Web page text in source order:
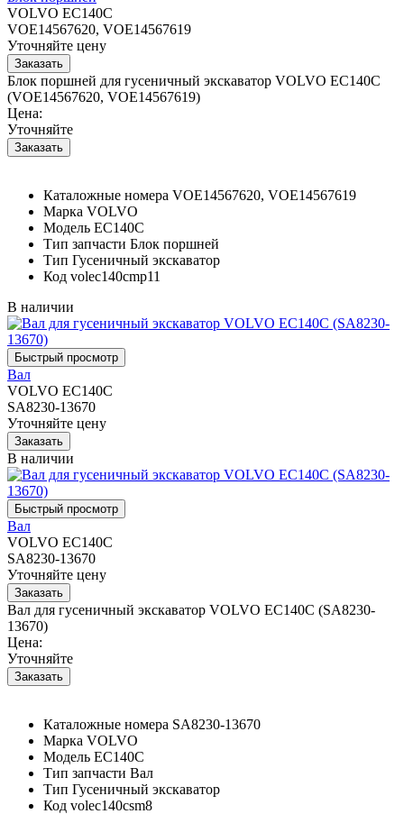
VOLVO EC140C
VOE14567620, VOE14567619
Уточняйте цену
Блок поршней для гусеничный экскаватор VOLVO EC140C
(VOE14567620, VOE14567619)
Цена:
Уточняйте
Каталожные номера VOE14567620, VOE14567619
Марка VOLVO
Модель EC140C
Тип запчасти Блок поршней
Тип Гусеничный экскаватор
Код volec140cmp11
В наличии
Вал
VOLVO EC140C
SA8230-13670
Уточняйте цену
В наличии
Вал
VOLVO EC140C
SA8230-13670
Уточняйте цену
Вал для гусеничный экскаватор VOLVO EC140C (SA8230-
13670)
Цена:
Уточняйте
Каталожные номера SA8230-13670
Марка VOLVO
Модель EC140C
Тип запчасти Вал
Тип Гусеничный экскаватор
Код volec140csm8